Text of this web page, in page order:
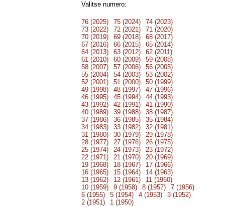
Valitse numero:
76 (2025) 75 (2024)
74 (2023)
73 (2022)
72 (2021)
71 (2020)
70 (2019)
69 (2018)
68 (2017)
67 (2016)
66 (2015)
65 (2014)
64 (2013)
63 (2012)
62 (2011)
61 (2010)
60 (2009)
59 (2008)
58 (2007)
57 (2006)
56 (2005)
55 (2004)
54 (2003)
53 (2002)
52 (2001)
51 (2000)
50 (1999)
49 (1998)
48 (1997)
47 (1996)
46 (1995)
45 (1994)
44 (1993)
43 (1992)
42 (1991)
41 (1990)
40 (1989)
39 (1988)
38 (1987)
37 (1986)
36 (1985)
35 (1984)
34 (1983)
33 (1982)
32 (1981)
31 (1980)
30 (1979)
29 (1978)
28 (1977)
27 (1976)
26 (1975)
25 (1974)
24 (1973)
23 (1972)
22 (1971)
21 (1970)
20 (1969)
19 (1968)
18 (1967)
17 (1966)
16 (1965)
15 (1964)
14 (1963)
13 (1962)
12 (1961)
11 (1960)
10 (1959)
9 (1958) 8 (1957)
7 (1956)
6 (1955)
5 (1954) 4 (1953)
3 (1952)
2 (1951)
1 (1950)